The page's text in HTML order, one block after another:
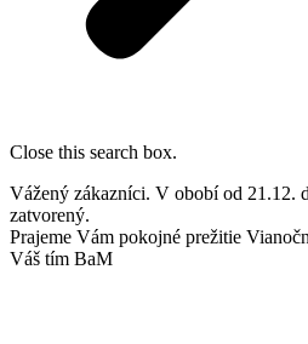
Close this search box.
Vážený zákazníci. V obobí od 21.12.
zatvorený.
Prajeme Vám pokojné prežitie
Váš tím BaM